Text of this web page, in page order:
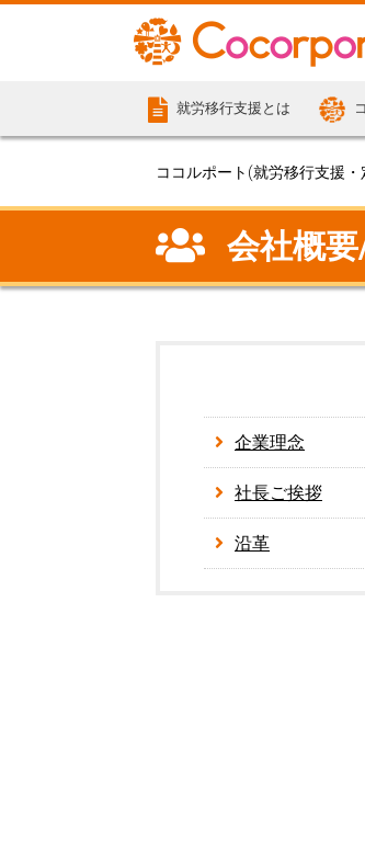
就労移行支援とは
ココルポート(就労移行支援
会社概
企業理念
社長ご挨拶
沿革